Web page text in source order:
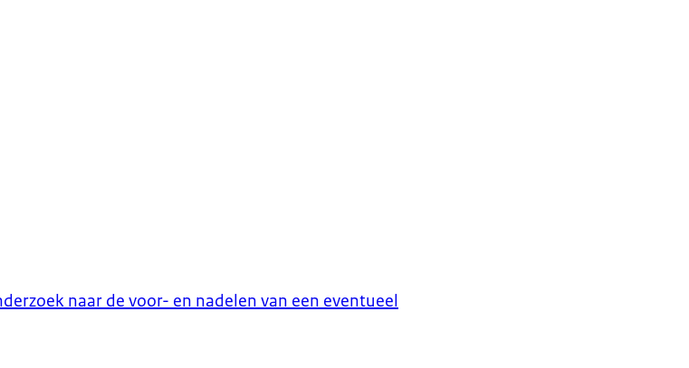
naar de voor- en nadelen van een eventueel